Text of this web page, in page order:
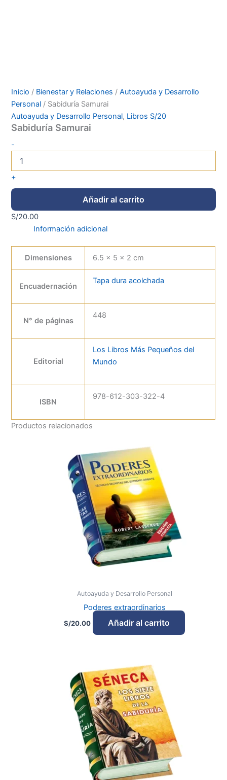
Inicio / Bienestar y Relaciones /Autoayuda y Desarrollo
Personal / Sabiduría Samurai
Autoayuda y Desarrollo Personal, Libros S/20
Sabiduría Samurai
-
+
Añadir al carrito
S/20.00
Información adicional
Dimensiones 6.5 × 5 × 2 cm
Encuadernación
Tapa dura acolchada
N° de páginas
448
Editorial
Los Libros Más Pequeños del
Mundo
ISBN
978-612-303-322-4
Productos relacionados
Autoayuda y Desarrollo Personal
Poderes extraordinarios
S/20.00 Añadir al carrito